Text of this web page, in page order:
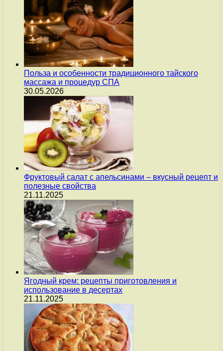
Польза и особенности традиционного тайского
массажа и процедур СПА
30.05.2026
Фруктовый салат с апельсинами – вкусный рецепт и
полезные свойства
21.11.2025
Ягодный крем: рецепты приготовления и
использование в десертах
21.11.2025